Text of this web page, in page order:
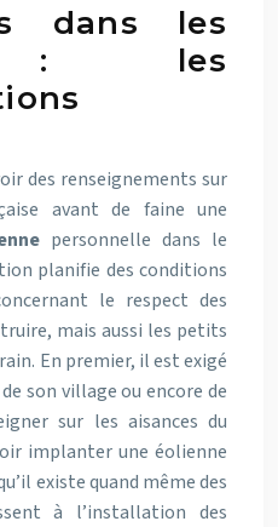
dans les
: les
des renseignements sur
avant de faine une
personnelle dans le
planifie des conditions
le respect des
mais aussi les petits
En premier, il est exigé
son village ou encore de
sur les aisances du
implanter une éolienne
existe quand même des
à l’installation des